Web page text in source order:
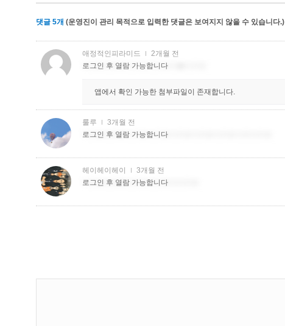
댓글 5개 (운영진이 관리 목적으로 입력한 댓글은 보여지지 않을 수 있습니다.)